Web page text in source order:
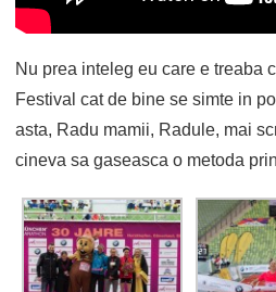
Nu prea inteleg eu care e treaba
Festival cat de bine se simte in
asta, Radu mamii, Radule, mai
cineva sa gaseasca o metoda